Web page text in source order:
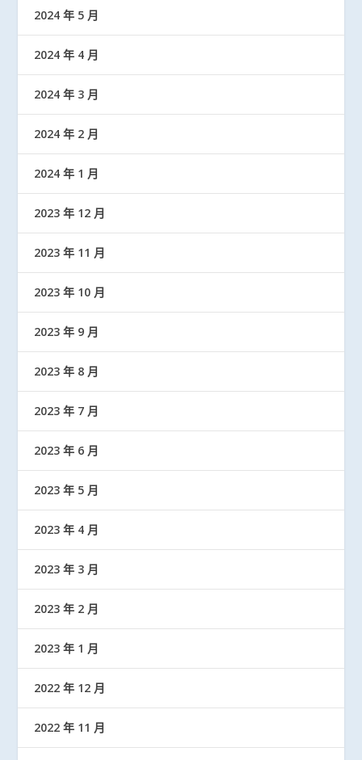
2024 年 5 月
2024 年 4 月
2024 年 3 月
2024 年 2 月
2024 年 1 月
2023 年 12 月
2023 年 11 月
2023 年 10 月
2023 年 9 月
2023 年 8 月
2023 年 7 月
2023 年 6 月
2023 年 5 月
2023 年 4 月
2023 年 3 月
2023 年 2 月
2023 年 1 月
2022 年 12 月
2022 年 11 月